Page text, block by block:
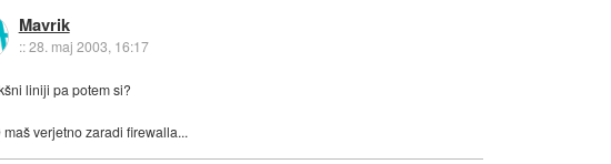
Mavrik
::28. maj 2003, 16:17
liniji pa potem si?
maš verjetno zaradi firewalla...